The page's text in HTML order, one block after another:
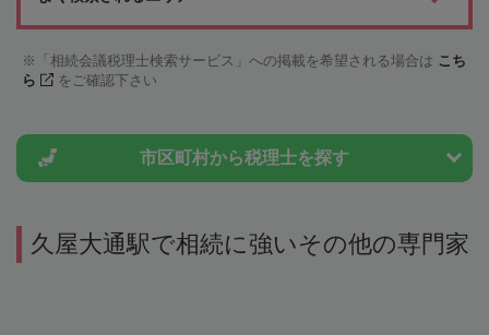
「相続会議税理士検索サービス」への掲載を希望される場合は こち
ら
をご確認下さい
市区町村から税理士を探す
久屋大通駅で相続に強いその他の専門家